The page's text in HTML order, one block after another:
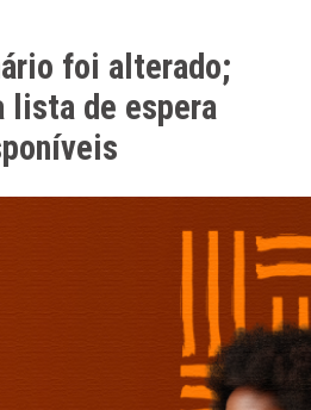
foi alterado;
lista de espera